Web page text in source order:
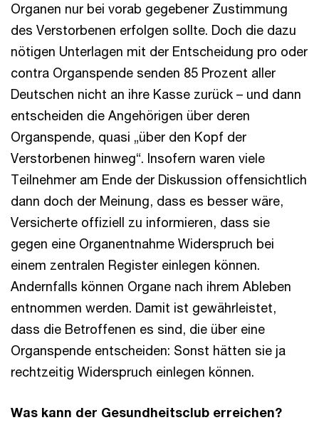
Organen nur bei vorab gegebener Zustimmung
des Verstorbenen erfolgen sollte. Doch die dazu
nötigen Unterlagen mit der Entscheidung pro oder
contra Organspende senden 85 Prozent aller
Deutschen nicht an ihre Kasse zurück – und dann
entscheiden die Angehörigen über deren
Organspende, quasi „über den Kopf der
Verstorbenen hinweg“. Insofern waren viele
Teilnehmer am Ende der Diskussion offensichtlich
dann doch der Meinung, dass es besser wäre,
Versicherte offiziell zu informieren, dass sie
gegen eine Organentnahme Widerspruch bei
einem zentralen Register einlegen können.
Andernfalls können Organe nach ihrem Ableben
entnommen werden. Damit ist gewährleistet,
dass die Betroffenen es sind, die über eine
Organspende entscheiden: Sonst hätten sie ja
rechtzeitig Widerspruch einlegen können.
Was kann der Gesundheitsclub erreichen?